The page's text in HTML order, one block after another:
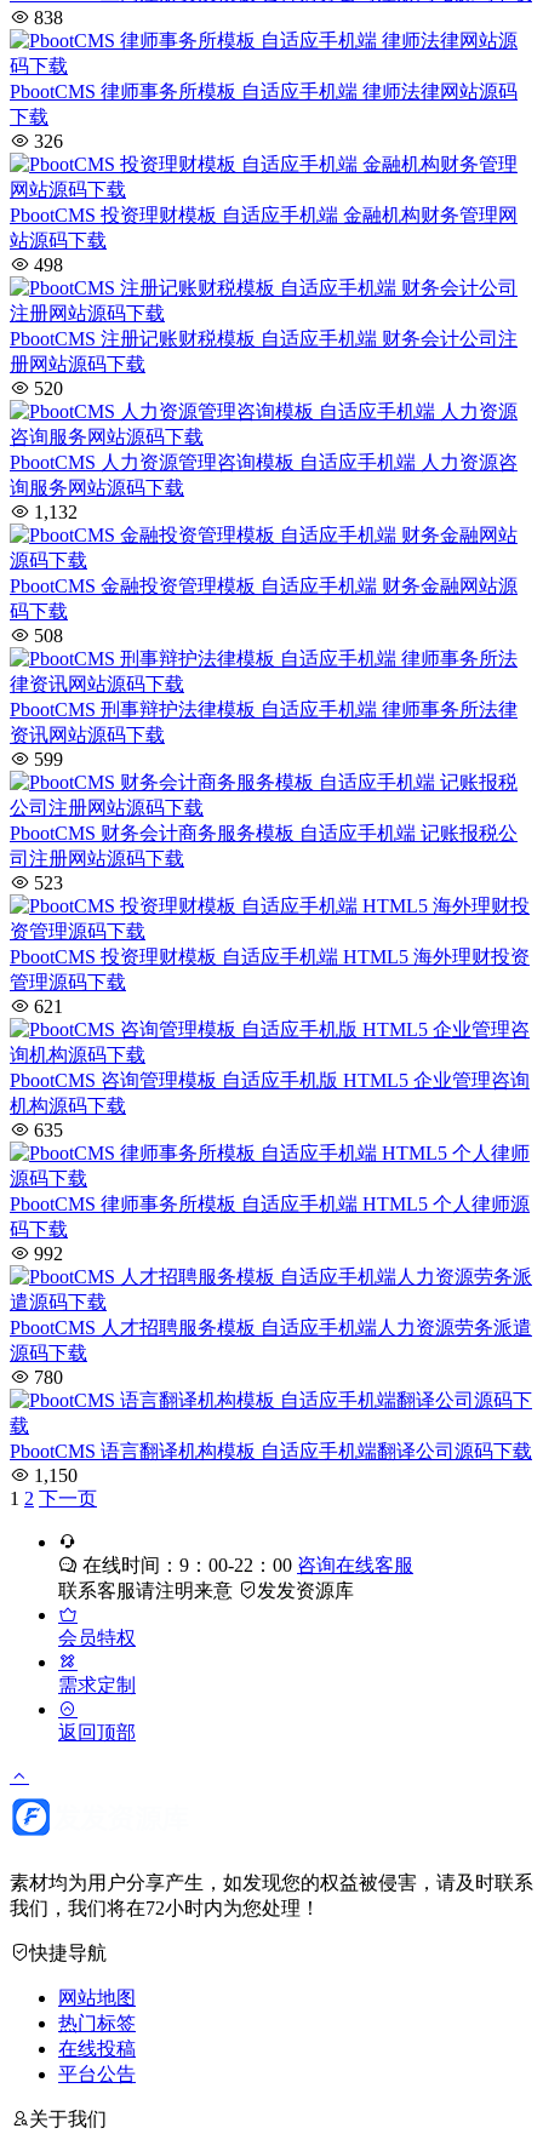
838
PbootCMS 律师事务所模板 自适应手机端 律师法律网站源码
下载
326
PbootCMS 投资理财模板 自适应手机端 金融机构财务管理网
站源码下载
498
PbootCMS 注册记账财税模板 自适应手机端 财务会计公司注
册网站源码下载
520
PbootCMS 人力资源管理咨询模板 自适应手机端 人力资源咨
询服务网站源码下载
1,132
PbootCMS 金融投资管理模板 自适应手机端 财务金融网站源
码下载
508
PbootCMS 刑事辩护法律模板 自适应手机端 律师事务所法律
资讯网站源码下载
599
PbootCMS 财务会计商务服务模板 自适应手机端 记账报税公
司注册网站源码下载
523
PbootCMS 投资理财模板 自适应手机端 HTML5 海外理财投资
管理源码下载
621
PbootCMS 咨询管理模板 自适应手机版 HTML5 企业管理咨询
机构源码下载
635
PbootCMS 律师事务所模板 自适应手机端 HTML5 个人律师源
码下载
992
PbootCMS 人才招聘服务模板 自适应手机端人力资源劳务派遣
源码下载
780
PbootCMS 语言翻译机构模板 自适应手机端翻译公司源码下载
1,150
1 2 下一页
在线时间：9：00-22：00 咨询在线客服
联系客服请注明来意
发发资源库
会员特权
需求定制
返回顶部
素材均为用户分享产生，如发现您的权益被侵害，请及时联系
我们，我们将在72小时内为您处理！
快捷导航
网站地图
热门标签
在线投稿
平台公告
关于我们